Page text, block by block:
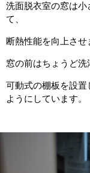
洗面脱衣室の窓は
て、
断熱性能を向上させ
窓の前はちょうど洗
可動式の棚板を設
ようにしています。